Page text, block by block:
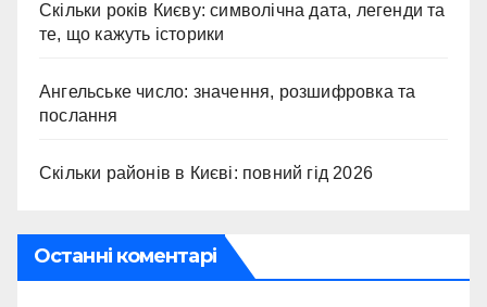
Скільки років Києву: символічна дата, легенди та
те, що кажуть історики
Ангельське число: значення, розшифровка та
послання
Скільки районів в Києві: повний гід 2026
Останні коментарі